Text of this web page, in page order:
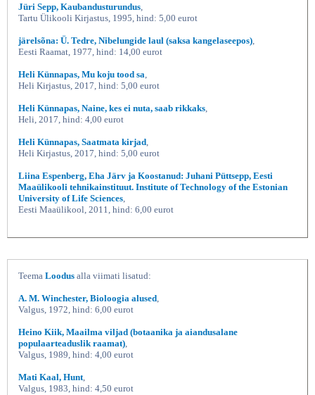
Jüri Sepp, Kaubandusturundus
Tartu Ülikooli Kirjastus, 1995, hind: 5,00 eurot
järelsõna: Ü. Tedre, Nibelungide laul (saksa kangelaseepos)
Eesti Raamat, 1977, hind: 14,00 eurot
Heli Künnapas, Mu koju tood sa
Heli Kirjastus, 2017, hind: 5,00 eurot
Heli Künnapas, Naine, kes ei nuta, saab rikkaks
Heli, 2017, hind: 4,00 eurot
Heli Künnapas, Saatmata kirjad
Heli Kirjastus, 2017, hind: 5,00 eurot
Liina Espenberg, Eha Järv ja Koostanud: Juhani Püttsepp, Eesti
Maaülikooli tehnikainstituut. Institute of Technology of the Estonian
University of Life Sciences
Eesti Maaülikool, 2011, hind: 6,00 eurot
Teema Loodus alla viimati lisatud:
A. M. Winchester, Bioloogia alused
Valgus, 1972, hind: 6,00 eurot
Heino Kiik, Maailma viljad (botaanika ja aiandusalane
populaarteaduslik raamat)
Valgus, 1989, hind: 4,00 eurot
Mati Kaal, Hunt
Valgus, 1983, hind: 4,50 eurot